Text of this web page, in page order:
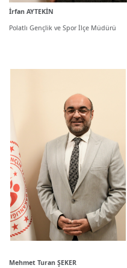
İrfan AYTEKİN
Polatlı Gençlik ve Spor İlçe Müdürü
Mehmet Turan ŞEKER